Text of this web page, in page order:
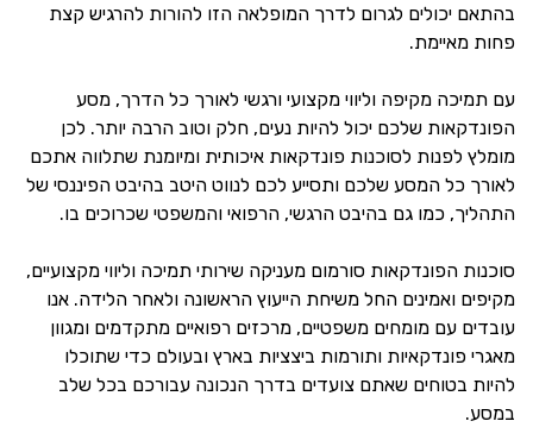
בהתאם יכולים לגרום לדרך המופלאה הזו להורות להרגיש קצת
פחות מאיימת.
עם תמיכה מקיפה וליווי מקצועי ורגשי לאורך כל הדרך, מסע
הפונדקאות שלכם יכול להיות נעים, חלק וטוב הרבה יותר. לכן
מומלץ לפנות לסוכנות פונדקאות איכותית ומיומנת שתלווה אתכם
לאורך כל המסע שלכם ותסייע לכם לנווט היטב בהיבט הפיננסי של
התהליך, כמו גם בהיבט הרגשי, הרפואי והמשפטי שכרוכים בו.
סוכנות הפונדקאות סורמום מעניקה שירותי תמיכה וליווי מקצועיים,
מקיפים ואמינים החל משיחת הייעוץ הראשונה ולאחר הלידה. אנו
עובדים עם מומחים משפטיים, מרכזים רפואיים מתקדמים ומגוון
מאגרי פונדקאיות ותורמות ביצציות בארץ ובעולם כדי שתוכלו
להיות בטוחים שאתם צועדים בדרך הנכונה עבורכם בכל שלב
במסע.